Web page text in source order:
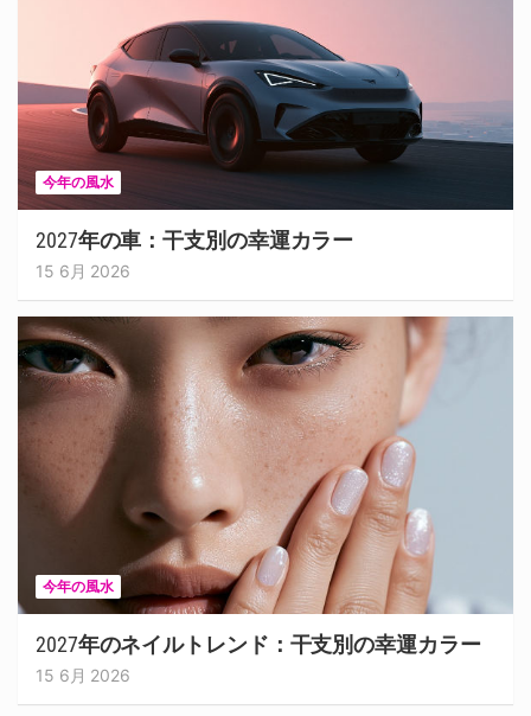
今年の風水
2027年の車：干支別の幸運カラー
15 6月 2026
今年の風水
2027年のネイルトレンド：干支別の幸運カラー
15 6月 2026